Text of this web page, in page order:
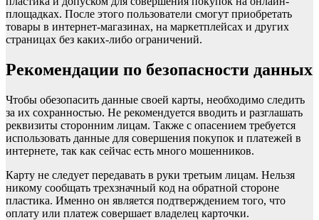
площадках. После этого пользователи смогут приобретать
товары в интернет-магазинах, на маркетплейсах и других
страницах без каких-либо ограничений.
Рекомендации по безопасности данных
Чтобы обезопасить данные своей карты, необходимо следить
за их сохранностью. Не рекомендуется вводить и разглашать
реквизиты сторонним лицам. Также с опасением требуется
использовать данные для совершения покупок и платежей в
интернете, так как сейчас есть много мошенников.
Карту не следует передавать в руки третьим лицам. Нельзя
никому сообщать трехзначный код на обратной стороне
пластика. Именно он является подтверждением того, что
оплату или платеж совершает владелец карточки.